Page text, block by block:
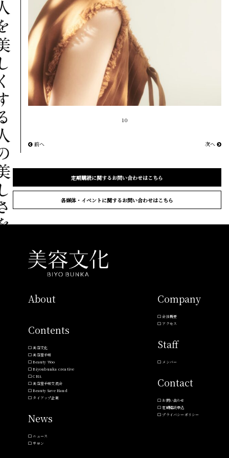
10
前へ 次へ
定期購読に関するお問い合わせはこちら
各媒体・イベントに関するお問い合わせはこちら
About
Contents
美容文化
美容室手帖
Beauty Woo
Biyoubunka creative
CHA
美容室手帖交流会
Beauty Save Hand
タイアップ企業
News
ニュース
サロン
Company
会社概要
アクセス
Staff
メンバー
Contact
お問い合わせ
定期購読申込
プライバシーポリシー